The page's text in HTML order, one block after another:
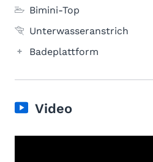
Bimini-Top
Unterwasseranstrich
Badeplattform
Video